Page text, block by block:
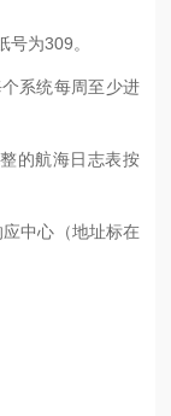
为309。
系统每周至少进
的航海日志表按
中心（地址标在